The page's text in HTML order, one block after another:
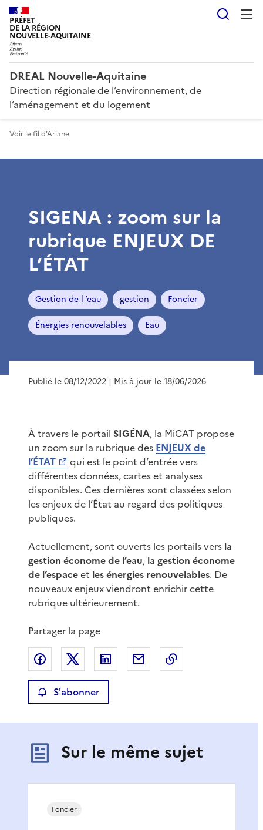
PRÉFET
DE LA RÉGION
NOUVELLE-AQUITAINE
DREAL Nouvelle-Aquitaine
Direction régionale de l’environnement, de
l’aménagement et du logement
Voir le fil d'Ariane
SIGENA : zoom sur la
rubrique ENJEUX DE
L’ÉTAT
Gestion de l ’eau gestion Foncier
Énergies renouvelables Eau
Publié le 08/12/2022 | Mis à jour le 18/06/2026
À travers le portail SIGÉNA, la MiCAT propose
un zoom sur la rubrique des ENJEUX de
l’ÉTAT
qui est le point d’entrée vers
différentes données, cartes et analyses
disponibles. Ces dernières sont classées selon
les enjeux de l’État au regard des politiques
publiques.
Actuellement, sont ouverts les portails vers la
gestion économe de l’eau, la gestion économe
de l’espaceet les énergies renouvelables. De
nouveaux enjeux viendront enrichir cette
rubrique ultérieurement.
Partager la page
Partager sur Facebook
Partager sur XPartager sur LinkedIn
Partager par email
S'abonner
Sur le même sujet
Foncier